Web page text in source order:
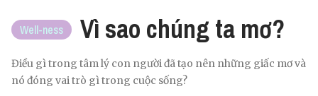
Well-ness Vì sao chúng ta mơ?
Điều gì trong tâm lý con người đã tạo nên những giấc mơ và
nó đóng vai trò gì trong cuộc sống?